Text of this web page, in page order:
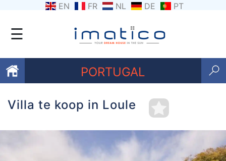
EN FR NL DE PT
☰
PORTUGAL
Favorieten
Over
ons
Villa te koop in Loule